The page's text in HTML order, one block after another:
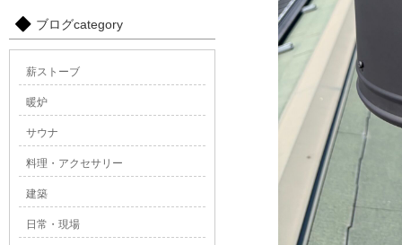
ブログcategory
薪ストーブ
暖炉
サウナ
料理・アクセサリー
建築
日常・現場